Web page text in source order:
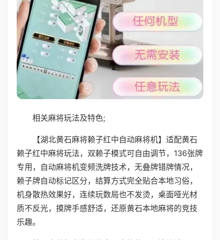
相关麻将玩法及特色;
【湖北黄石麻将赖子红中自动麻将机】适配黄石
赖子红中麻将玩法，双赖子模式可自由调节，136张牌
专用，自动麻将机变频洗牌技术，无叠牌错牌情况，
赖子牌自动标记区分，结算方式完全贴合本地习俗，
机身散热效果好，连续玩数局也不发烫，桌面哑光材
质不反光，摸牌手感舒适，还原黄石本地麻将的竞技
乐趣。